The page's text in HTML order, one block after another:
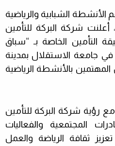
الأنشطة الشبابية والرياضية
شركة البركة للتأمين
التأمين الخاصة بـ “سباق
في جامعة الاستقلال بمدينة
بالأنشطة الرياضية
رؤية شركة البركة للتأمين
المجتمعية والفعاليات
ثقافة الرياضة والعمل